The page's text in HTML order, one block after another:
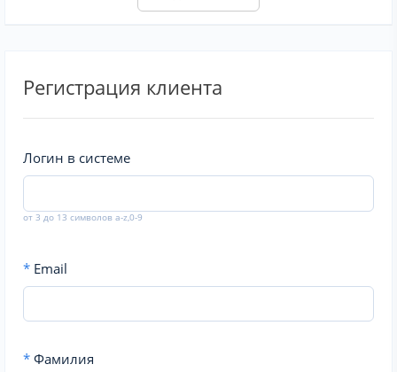
Регистрация клиента
Логин в системе
от 3 до 13 символов a-z,0-9
* Email
* Фамилия